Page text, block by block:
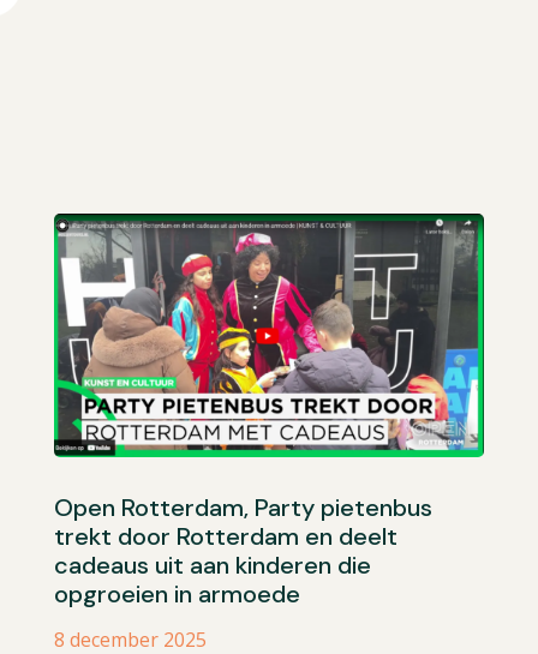
Open Rotterdam, Party pietenbus
trekt door Rotterdam en deelt
cadeaus uit aan kinderen die
opgroeien in armoede
8 december 2025